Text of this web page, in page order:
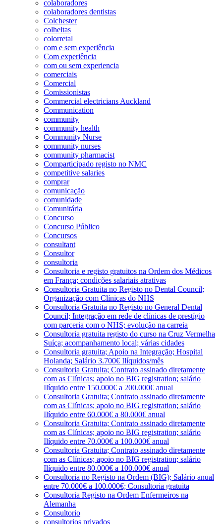
colaboradores
colaboradores dentistas
Colchester
colheitas
colorretal
com e sem experiência
Com experiência
com ou sem experiencia
comerciais
Comercial
Comissionistas
Commercial electricians Auckland
Communication
community
community health
Community Nurse
community nurses
community pharmacist
Comparticipado registo no NMC
competitive salaries
comprar
comunicação
comunidade
Comunitária
Concurso
Concurso Público
Concursos
consultant
Consultor
consultoria
Consultoria e registo gratuitos na Ordem dos Médicos
em França; condições salariais atrativas
Consultoria Gratuita no Registo no Dental Council;
Organização com Clínicas do NHS
Consultoria Gratuita no Registo no General Dental
Council; Integração em rede de clínicas de prestígio
com parceria com o NHS; evolução na carreia
Consultoria gratuita registo do curso na Cruz Vermelha
Suíça; acompanhamento local; várias cidades
Consultoria gratuita; Apoio na Integração; Hospital
Holanda; Salário 3.700€ Ilíquidos/mês
Consultoria Gratuita; Contrato assinado diretamente
com as Clínicas; apoio no BIG registration; salário
Ilíquido entre 150.000€ a 200.000€ anual
Consultoria Gratuita; Contrato assinado diretamente
com as Clínicas; apoio no BIG registration; salário
Ilíquido entre 60.000€ a 80.000€ anual
Consultoria Gratuita; Contrato assinado diretamente
com as Clínicas; apoio no BIG registration; salário
Ilíquido entre 70.000€ a 100.000€ anual
Consultoria Gratuita; Contrato assinado diretamente
com as Clínicas; apoio no BIG registration; salário
Ilíquido entre 80.000€ a 100.000€ anual
Consultoria no Registo na Ordem (BIG); Salário anual
entre 70.000€ a 100.000€; Consultoria gratuita
Consultoria Registo na Ordem Enfermeiros na
Alemanha
Consultorio
consultorios privados